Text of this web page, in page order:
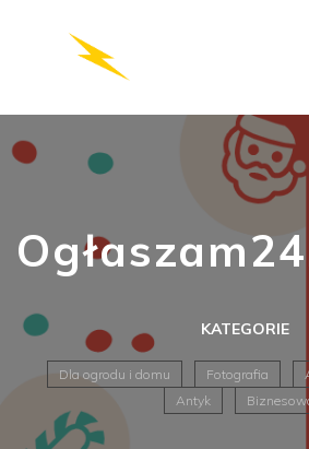
KATEGORIE
Dla ogrodu i domu Fotografia
Antyk